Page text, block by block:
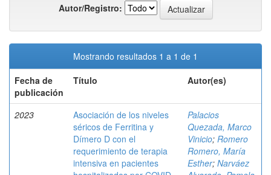
Autor/Registro:
Mostrando resultados 1 a 1 de 1
Fecha de
publicación
Título Autor(es)
2023
Asociación de los niveles
séricos de Ferritina y
Dímero D con el
requerimiento de terapia
intensiva en pacientes
Palacios
Quezada, Marco
Vinicio; Romero
Romero, María
Esther; Narváez